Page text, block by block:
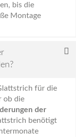
bis die
Montage
für die
ob die
der
benötigt